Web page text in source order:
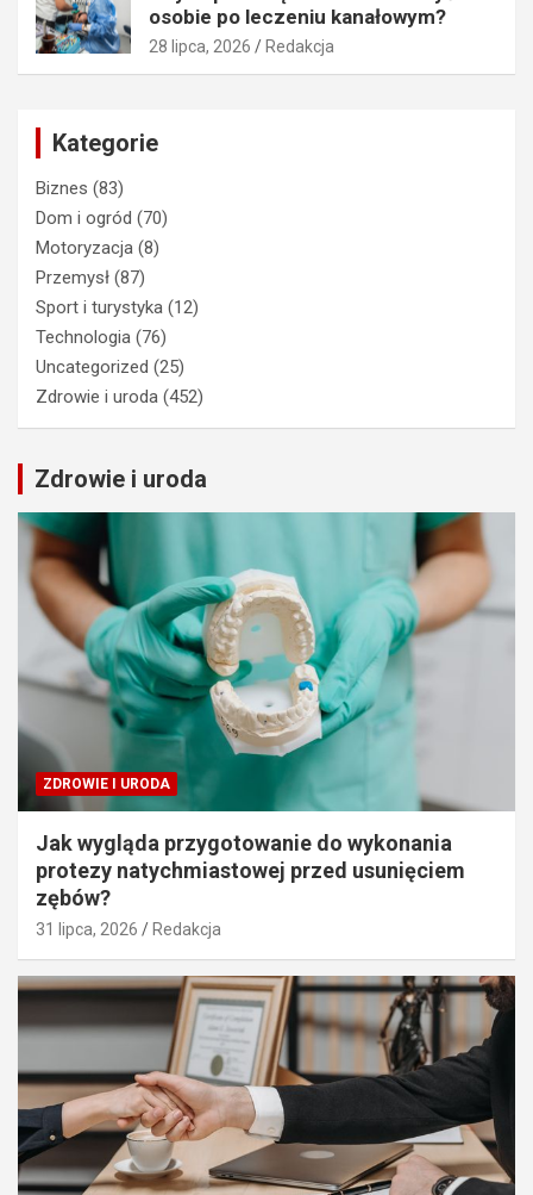
osobie po leczeniu kanałowym?
28 lipca, 2026 Redakcja
Kategorie
Biznes (83)
Dom i ogród (70)
Motoryzacja (8)
Przemysł (87)
Sport i turystyka (12)
Technologia (76)
Uncategorized (25)
Zdrowie i uroda (452)
Zdrowie i uroda
ZDROWIE I URODA
Jak wygląda przygotowanie do wykonania
protezy natychmiastowej przed usunięciem
zębów?
31 lipca, 2026 Redakcja